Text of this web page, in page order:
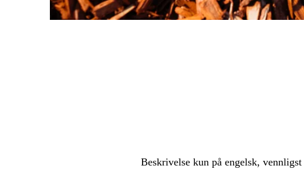
Beskrivelse kun på engelsk, vennligst